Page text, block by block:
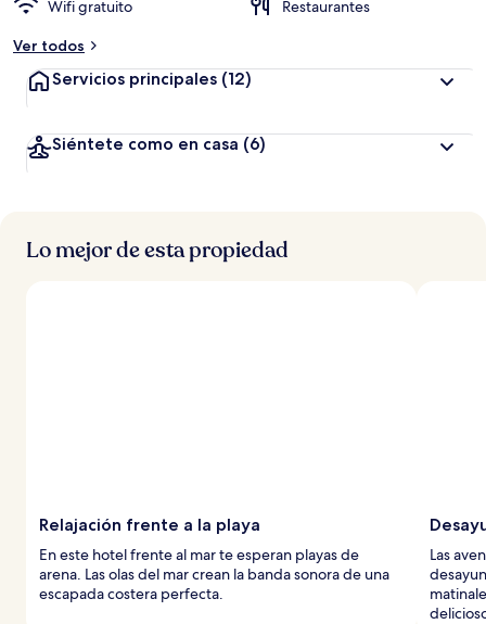
t
a
e
v
Wifi gratuito
Restaurantes
Ver todos
Servicios principales (12)
Siéntete como en casa (6)
Lo mejor de esta propiedad
Relajación frente a la playa
En este hotel frente al mar te esperan playas de
arena. Las olas del mar crean la banda sonora de una
escapada costera perfecta.
Las